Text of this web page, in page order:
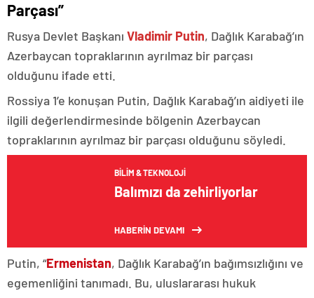
Parçası”
Rusya Devlet Başkanı Vladimir Putin, Dağlık Karabağ’ın
Azerbaycan topraklarının ayrılmaz bir parçası
olduğunu ifade etti.
Rossiya 1’e konuşan Putin, Dağlık Karabağ’ın aidiyeti ile
ilgili değerlendirmesinde bölgenin Azerbaycan
topraklarının ayrılmaz bir parçası olduğunu söyledi.
BILIM & TEKNOLOJI
Balımızı da zehirliyorlar
HABERİN DEVAMI
Putin, “Ermenistan, Dağlık Karabağ’ın bağımsızlığını ve
egemenliğini tanımadı. Bu, uluslararası hukuk